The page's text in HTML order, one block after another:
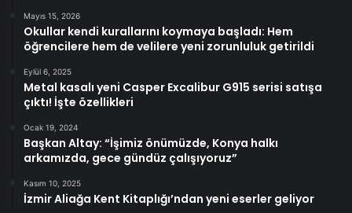
Mayıs 15, 2026
Okullar kendi kurallarını koymaya başladı: Hem
öğrencilere hem de velilere yeni zorunluluk getirildi
Eylül 6, 2025
Metal kasalı yeni Casper Excalibur G915 serisi satışa
çıktı! İşte özellikleri
Ocak 19, 2024
Başkan Altay: “İşimiz önümüzde, Konya halkı
arkamızda, gece gündüz çalışıyoruz”
Kasım 10, 2025
İzmir Aliağa Kent Kitaplığı’ndan yeni eserler geliyor